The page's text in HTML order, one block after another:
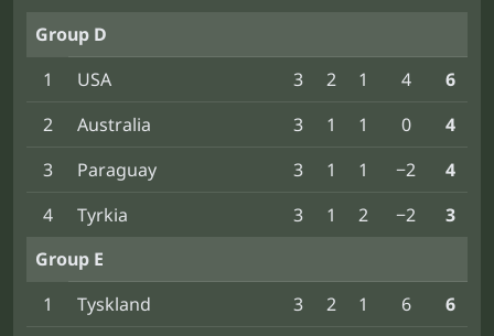
Group D
1
USA 3 2 1 4
6
2
Australia 3 1 1 0
4
3
Paraguay 3 1 1 −2
4
4
Tyrkia 3 1 2 −2
3
Group E
1
Tyskland 3 2 1 6
6